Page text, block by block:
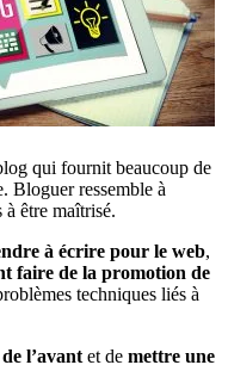
qui fournit beaucoup de
Bloguer ressemble à
être maîtrisé.
à écrire pour le web,
faire de la promotion de
techniques liés à
l’avant et de mettre une